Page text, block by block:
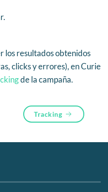
los resultados obtenidos
clicks y errores), en Curie
de la campaña.
Tracking